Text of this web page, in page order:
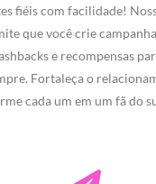
fiéis com facilidade!
que você crie
e recompensas
Fortaleça o
cada um em um fã do